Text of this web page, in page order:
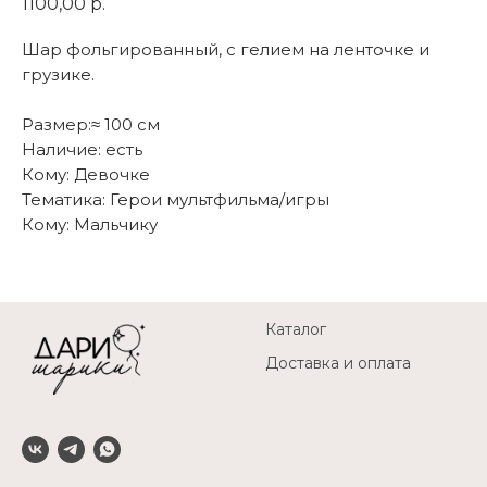
Шар фольгированный, с гелием на ленточке и
грузике.
Размер:≈ 100 см
Наличие: есть
Кому: Девочке
Тематика: Герои мультфильма/игры
Кому: Мальчику
Каталог
Доставка и оплата